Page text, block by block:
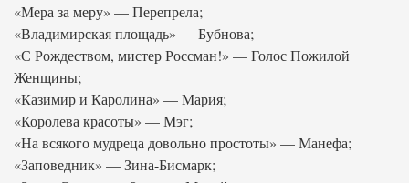
«Мера за меру» — Перепрела;
«Владимирская площадь» — Бубнова;
«С Рождеством, мистер Россман!» — Голос Пожилой
Женщины;
«Казимир и Каролина» — Мария;
«Королева красоты» — Мэг;
«На всякого мудреца довольно простоты» — Манефа;
«Заповедник» — Зина-Бисмарк;